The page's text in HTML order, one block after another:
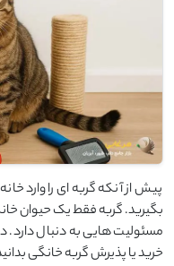
پیش از آنکه گربه ‌ای را وارد
بگیرید. گربه فقط یک حیوان
مسئولیت ‌هایی به‌ دنبال دارد.
خرید یا پذیرش گربه خانگی